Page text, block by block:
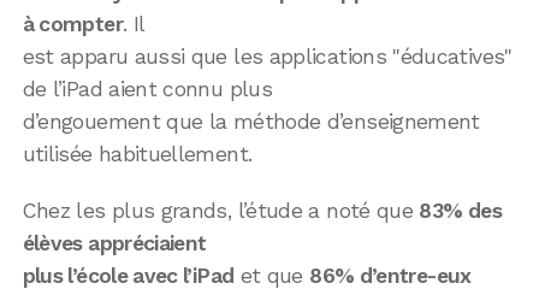
à compter. Il
est apparu aussi que les applications "éducatives"
de l’iPad aient connu plus
d’engouement que la méthode d’enseignement
utilisée habituellement.
Chez les plus grands, l’étude a noté que 83% des
élèves appréciaient
plus l’école avec l’iPad et que 86% d’entre-eux